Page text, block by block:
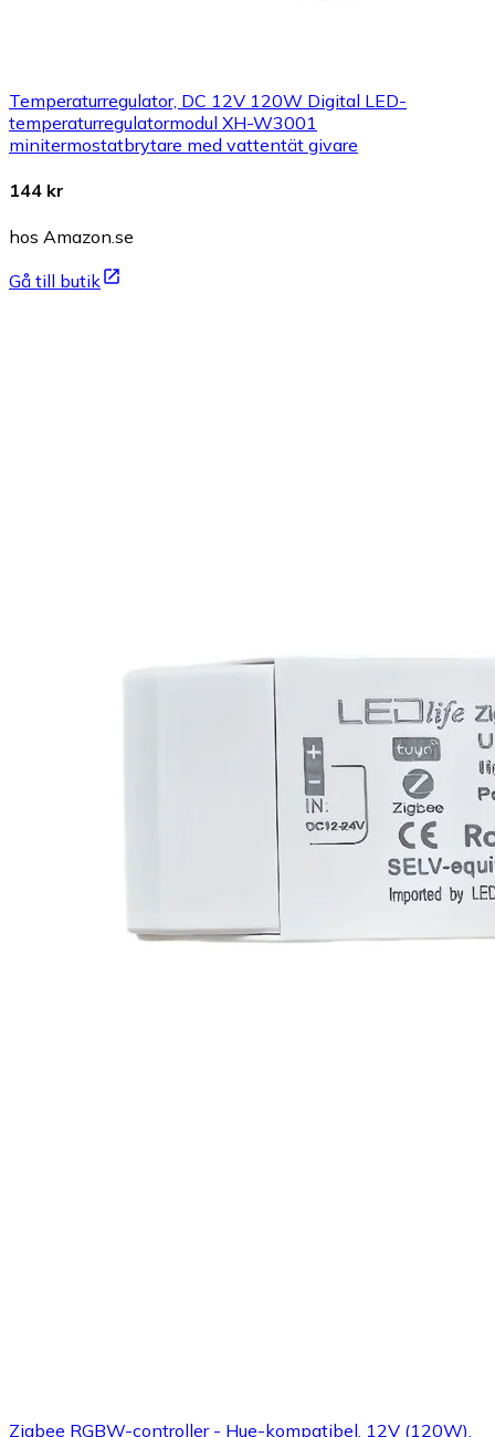
Temperaturregulator, DC 12V 120W Digital LED-
temperaturregulatormodul XH-W3001
minitermostatbrytare med vattentät givare
144 kr
hos Amazon.se
Gå till butik
Zigbee RGBW-controller - Hue-kompatibel, 12V (120W),